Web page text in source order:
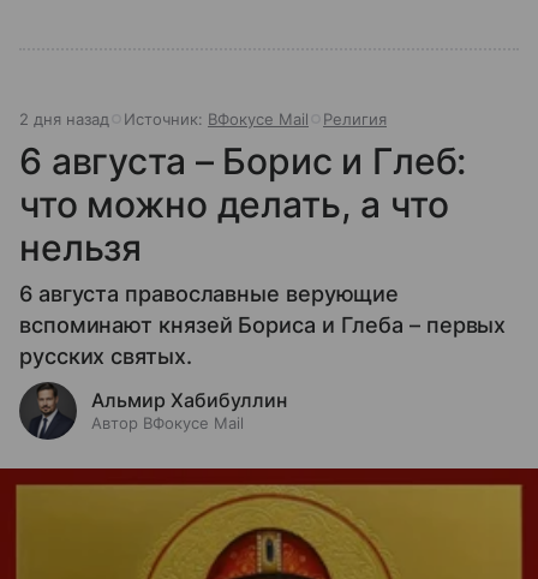
2 дня назад Источник: ВФокусе Mail Религия
6 августа – Борис и Глеб:
что можно делать, а что
нельзя
6 августа православные верующие
вспоминают князей Бориса и Глеба – первых
русских святых.
Альмир Хабибуллин
Автор ВФокусе Mail